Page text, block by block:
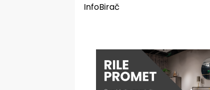
InfoBirač